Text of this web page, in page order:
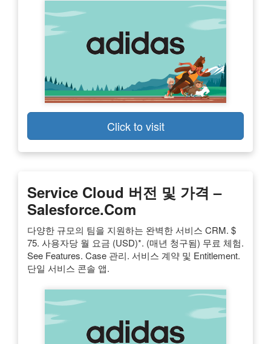
Click to visit
Service Cloud 버전 및 가격 –
Salesforce.com
다양한 규모의 팀을 지원하는 완벽한 서비스 CRM. $
75. 사용자당 월 요금 (USD)*. (매년 청구됨) 무료 체험.
See Features. Case 관리. 서비스 계약 및 Entitlement.
단일 서비스 콘솔 앱.